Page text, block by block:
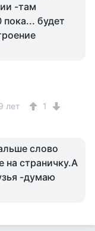
-там
будет
лет 1
слово
на страничку.А
-думаю